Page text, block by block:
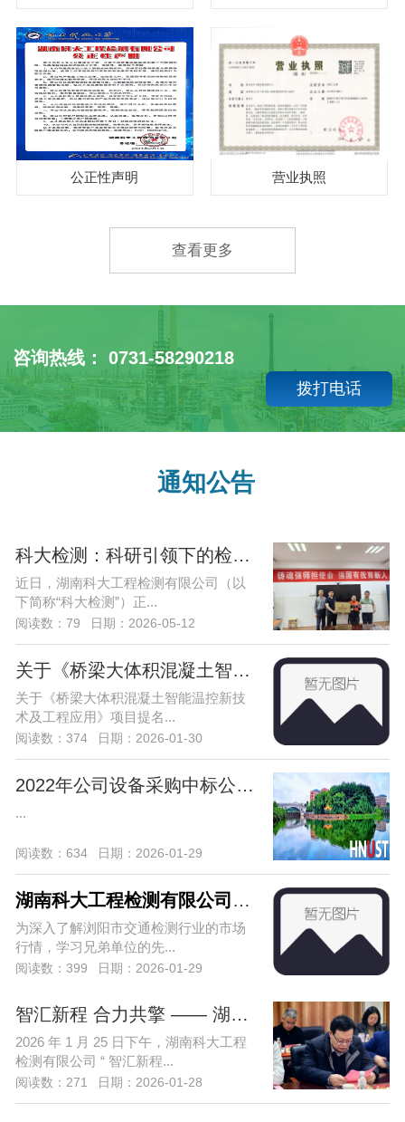
公正性声明 营业执照
查看更多
咨询热线： 0731-58290218
拨打电话
通知公告
科大检测：科研引领下的检测——湖南科
近日，湖南科大工程检测有限公司（以
下简称“科大检测”）正...
阅读数：79 日期：2026-05-12
关于《桥梁大体积混凝土智能温控新技术
关于《桥梁大体积混凝土智能温控新技
术及工程应用》项目提名...
阅读数：374 日期：2026-01-30
2022年公司设备采购中标公告（项目编号：
...
阅读数：634 日期：2026-01-29
湖南科大工程检测有限公司赴浏阳市宏达
为深入了解浏阳市交通检测行业的市场
行情，学习兄弟单位的先...
阅读数：399 日期：2026-01-29
智汇新程 合力共擎 —— 湖南科大工程检
2026 年 1 月 25 日下午，湖南科大工程
检测有限公司 “ 智汇新程...
阅读数：271 日期：2026-01-28